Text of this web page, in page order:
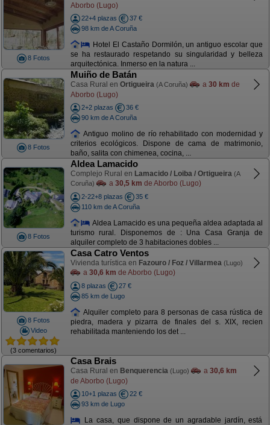
8 Fotos
Aborbo (Lugo)
22+4 plazas
37 €
98 km de A Coruña
Hotel El Castaño Dormilón, un antiguo escolar que
se ha restaurado respetando su singularidad y belleza
arquitectónica. Inmerso en la natura ...
8 Fotos
Muiño de Batán
Casa Rural en Ortigueira (A Coruña) a 30 km de
Aborbo (Lugo)
2+2 plazas
36 €
90 km de A Coruña
Antiguo molino de río rehabilitado con modernidad y
criterios ecológicos. Dispone de cama de matrimonio,
baño, salita con chimenea, cocina, ...
8 Fotos
Aldea Lamacido
Complejo Rural en Lamacido / Loiba / Ortigueira (A
Coruña)
a 30,5 km de Aborbo (Lugo)
2-22+8 plazas
35 €
110 km de A Coruña
Aldea Lamacido es una pequeña aldea adaptada al
turismo rural. Disponemos de : Una Casa Granja de
alquiler completo de 3 habitaciones dobles ...
8 Fotos
Video
(3 comentarios)
Casa Catro Ventos
Vivienda turística en Fazouro / Foz / Villarmea (Lugo)
a 30,6 km de Aborbo (Lugo)
8 plazas
27 €
85 km de Lugo
Alquiler completo para 8 personas de casa rústica de
piedra, madera y pizarra de finales del s. XIX, recien
rehabilitada manteniendo los det ...
Casa Brais
Casa Rural en Benquerencia (Lugo) a 30,6 km
de Aborbo (Lugo)
10+1 plazas
22 €
93 km de Lugo
La casa, que dispone de un agradable jardín, está